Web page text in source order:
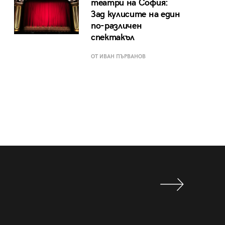
театри на София:
Зад кулисите на един
по-различен
спектакъл
ОТ ИВАН ПЪРВАНОВ